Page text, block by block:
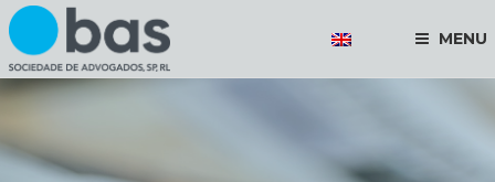
MENU